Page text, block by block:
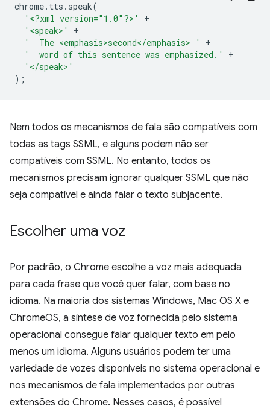
chrome. tts . speak(
'<?xml version="1.0"?>'
+
'<speak>'
+
'  The <emphasis>second</emphasis> '
+
'  word of this sentence was emphasized.'
+
'</speak>'
);
Nem todos os mecanismos de fala são compatíveis com
todas as tags SSML, e alguns podem não ser
compatíveis com SSML. No entanto, todos os
mecanismos precisam ignorar qualquer SSML que não
seja compatível e ainda falar o texto subjacente.
Escolher uma voz
Por padrão, o Chrome escolhe a voz mais adequada
para cada frase que você quer falar, com base no
idioma. Na maioria dos sistemas Windows, Mac OS X e
ChromeOS, a síntese de voz fornecida pelo sistema
operacional consegue falar qualquer texto em pelo
menos um idioma. Alguns usuários podem ter uma
variedade de vozes disponíveis no sistema operacional e
nos mecanismos de fala implementados por outras
extensões do Chrome. Nesses casos, é possível